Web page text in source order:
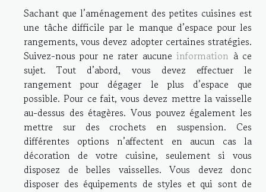
Sachant que l’aménagement des petites cuisines est
une tâche difficile par le manque d’espace pour les
rangements, vous devez adopter certaines stratégies.
Suivez-nous pour ne rater aucuneinformation à ce
sujet. Tout d’abord, vous devez effectuer le
rangement pour dégager le plus d’espace que
possible. Pour ce fait, vous devez mettre la vaisselle
au-dessus des étagères. Vous pouvez également les
mettre sur des crochets en suspension. Ces
différentes options n’affectent en aucun cas la
décoration de votre cuisine, seulement si vous
disposez de belles vaisselles. Vous devez donc
disposer des équipements de styles et qui sont de